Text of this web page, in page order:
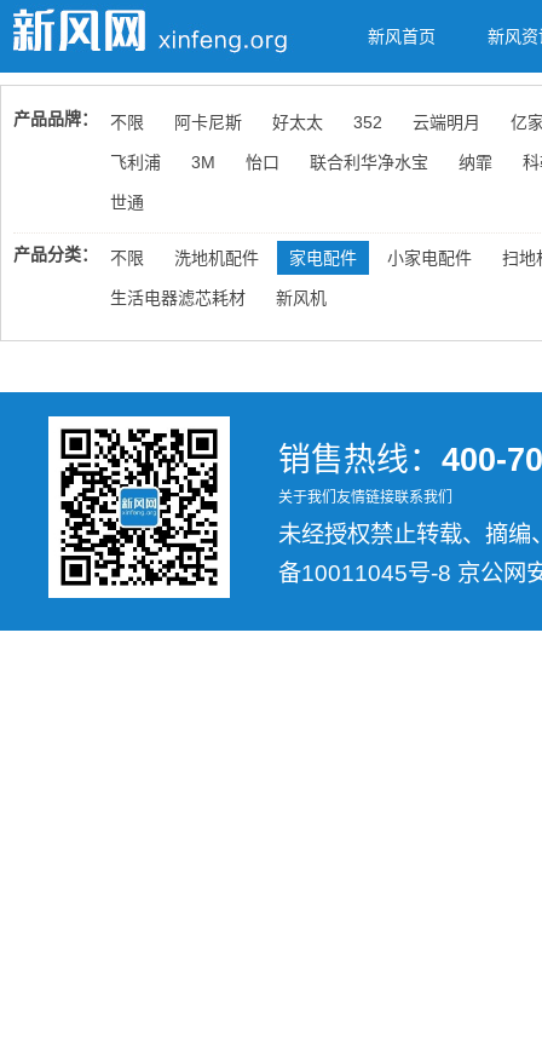
新风首页 新风资
产品品牌： 不限 阿卡尼斯 好太太 352 云端明月 亿
飞利浦 3M 怡口 联合利华净水宝 纳霏
世通
产品分类： 不限 洗地机配件 家电配件 小家电配件 扫地
生活电器滤芯耗材 新风机
销售热线： 400-
关于我们 友情链接联系我们
未经授权禁止转载、摘
备10011045号-8 京公网